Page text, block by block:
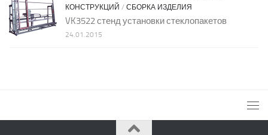
КОНСТРУКЦИЙ / СБОРКА ИЗДЕЛИЯ
VK3522 стенд установки стеклопакетов
24.01.2015